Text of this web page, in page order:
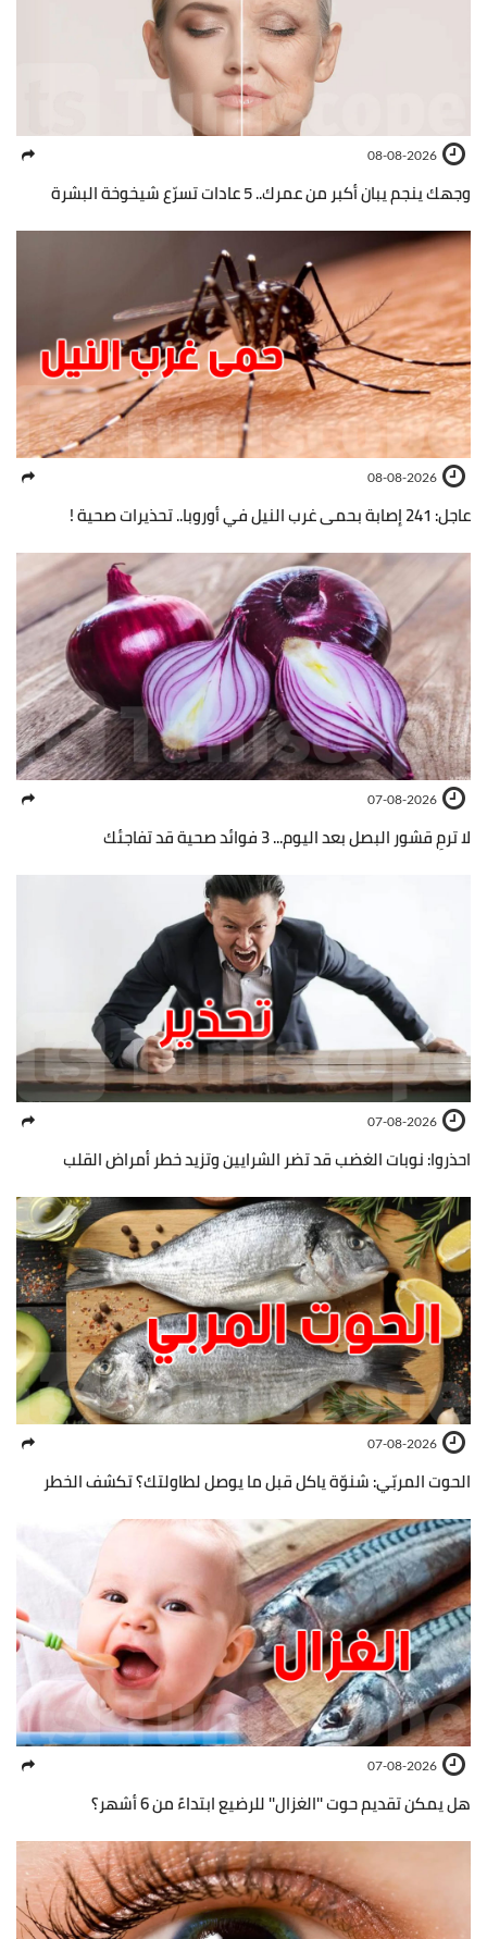
08-08-2026
وجهك ينجم يبان أكبر من عمرك.. 5 عادات تسرّع شيخوخة البشرة
08-08-2026
عاجل: 241 إصابة بحمى غرب النيل في أوروبا.. تحذيرات صحية !
07-08-2026
لا ترمِ قشور البصل بعد اليوم... 3 فوائد صحية قد تفاجئك
07-08-2026
احذروا: نوبات الغضب قد تضر الشرايين وتزيد خطر أمراض القلب
07-08-2026
الحوت المربّي: شنوّة ياكل قبل ما يوصل لطاولتك؟ تكشف الخطر
07-08-2026
هل يمكن تقديم حوت ''الغزال'' للرضيع ابتداءً من 6 أشهر؟